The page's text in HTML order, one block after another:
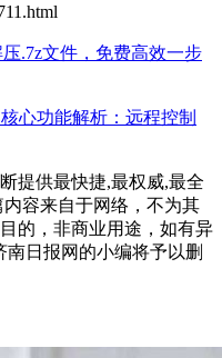
.7z文件，免费高效一步
心功能解析：远程控制
提供最快捷,最权威,最全
容来自于网络，不为其
的，非商业用途，如有异
南日报网的小编将予以删